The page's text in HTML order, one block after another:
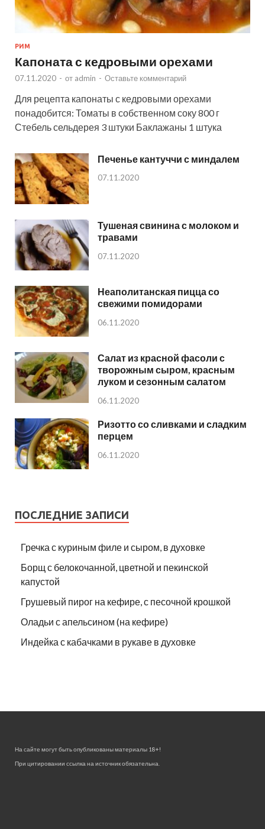
РИМ
Капоната с кедровыми орехами
07.11.2020 - от admin - Оставьте комментарий
Для рецепта капонаты с кедровыми орехами
понадобится: Томаты в собственном соку 800 г
Стебель сельдерея 3 штуки Баклажаны 1 штука
Печенье кантуччи с миндалем
07.11.2020
Тушеная свинина с молоком и
травами
07.11.2020
Неаполитанская пицца со
свежими помидорами
06.11.2020
Салат из красной фасоли с
творожным сыром, красным
луком и сезонным салатом
06.11.2020
Ризотто со сливками и сладким
перцем
06.11.2020
ПОСЛЕДНИЕ ЗАПИСИ
Гречка с куриным филе и сыром, в духовке
Борщ с белокочанной, цветной и пекинской
капустой
Грушевый пирог на кефире, с песочной крошкой
Оладьи с апельсином (на кефире)
Индейка с кабачками в рукаве в духовке
На сайте могут быть опубликованы материалы 18+!
При цитировании ссылка на источник обязательна.